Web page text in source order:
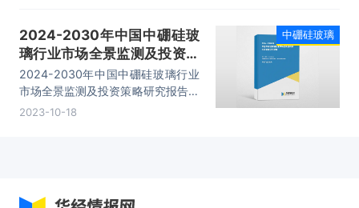
2024-2030年中国中硼硅玻
璃行业市场全景监测及投资策
略研究报告
2024-2030年中国中硼硅玻璃行业
市场全景监测及投资策略研究报告，
主要包括行业竞争格局分析、重点企
2023-10-18
中硼硅玻璃